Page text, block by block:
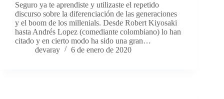
Seguro ya te aprendiste y utilizaste el repetido
discurso sobre la diferenciación de las generaciones
y el boom de los millenials. Desde Robert Kiyosaki
hasta Andrés Lopez (comediante colombiano) lo han
citado y en cierto modo ha sido una gran…
devaray
6 de enero de 2020